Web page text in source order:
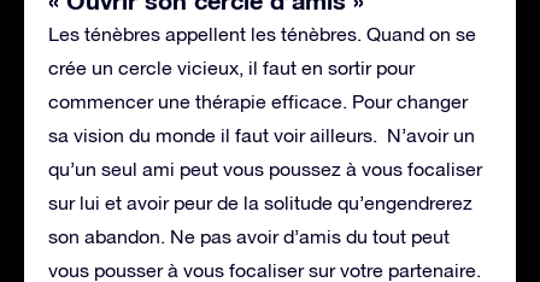
Les ténèbres appellent les ténèbres. Quand on se
crée un cercle vicieux, il faut en sortir pour
commencer une thérapie efficace. Pour changer
sa vision du monde il faut voir ailleurs. N’avoir un
qu’un seul ami peut vous poussez à vous focaliser
sur lui et avoir peur de la solitude qu’engendrerez
son abandon. Ne pas avoir d’amis du tout peut
vous pousser à vous focaliser sur votre partenaire.